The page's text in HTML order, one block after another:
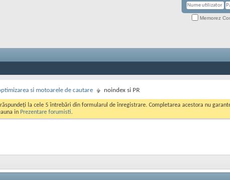
Memorez
si motoarele de cautare noindex si PR
la cele 5 întrebări din formularul de înregistrare. Completarea acestora nu
in Prezentare forumisti.